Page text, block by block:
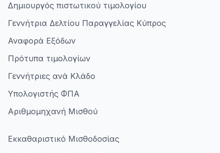
Δημιουργός πιστωτικού τιμολογίου
Γεννήτρια Δελτίου Παραγγελίας Κύπρος
Αναφορά Εξόδων
Πρότυπα τιμολογίων
Γεννήτριες ανά Κλάδο
Υπολογιστής ΦΠΑ
Αριθμομηχανή Μισθού
Εκκαθαριστικό Μισθοδοσίας